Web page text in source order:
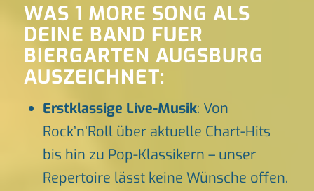
WAS 1 MORE SONG ALS
DEINE BAND FUER
BIERGARTEN AUGSBURG
AUSZEICHNET:
Erstklassige Live-Musik: Von
Rock’n’Roll über aktuelle Chart-Hits
bis hin zu Pop-Klassikern – unser
Repertoire lässt keine Wünsche offen.